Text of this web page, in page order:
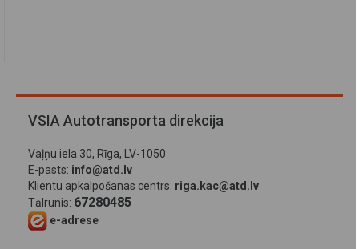
VSIA Autotransporta direkcija
Vaļņu iela 30, Rīga, LV-1050
E-pasts: info@atd.lv
Klientu apkalpošanas centrs: riga.kac@atd.lv
Tālrunis: 67280485
e-adrese